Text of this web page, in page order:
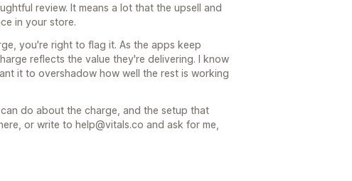
review. It means a lot that the upsell and
in your store.
you're right to flag it. As the apps keep
reflects the value they're delivering. I know
it to overshadow how well the rest is working
do about the charge, and the setup that
or write to help@vitals.co and ask for me,